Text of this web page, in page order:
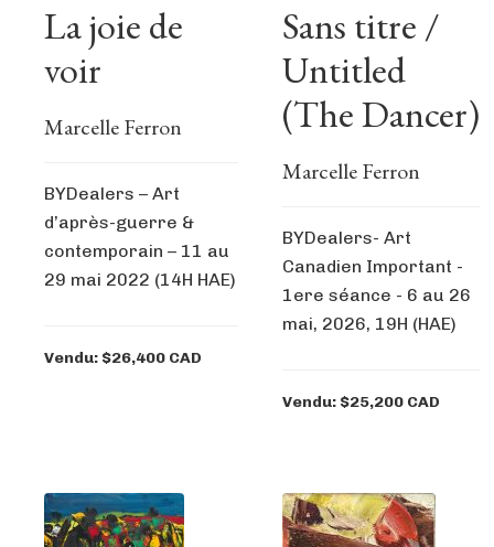
La joie de
voir
Marcelle Ferron
BYDealers – Art
d’après-guerre &
contemporain – 11 au
29 mai 2022 (14H HAE)
Vendu: $26,400 CAD
Sans titre /
Untitled
(The Dancer)
Marcelle Ferron
BYDealers- Art
Canadien Important -
1ere séance - 6 au 26
mai, 2026, 19H (HAE)
Vendu: $25,200 CAD